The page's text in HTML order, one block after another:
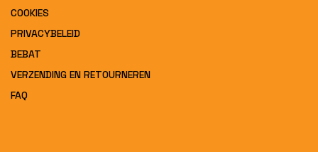
COOKIES
PRIVACYBELEID
BEBAT
VERZENDING EN RETOURNEREN
FAQ